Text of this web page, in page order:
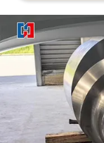
SƠ
ĐỒ
TRANG
WEB
PRIVACY